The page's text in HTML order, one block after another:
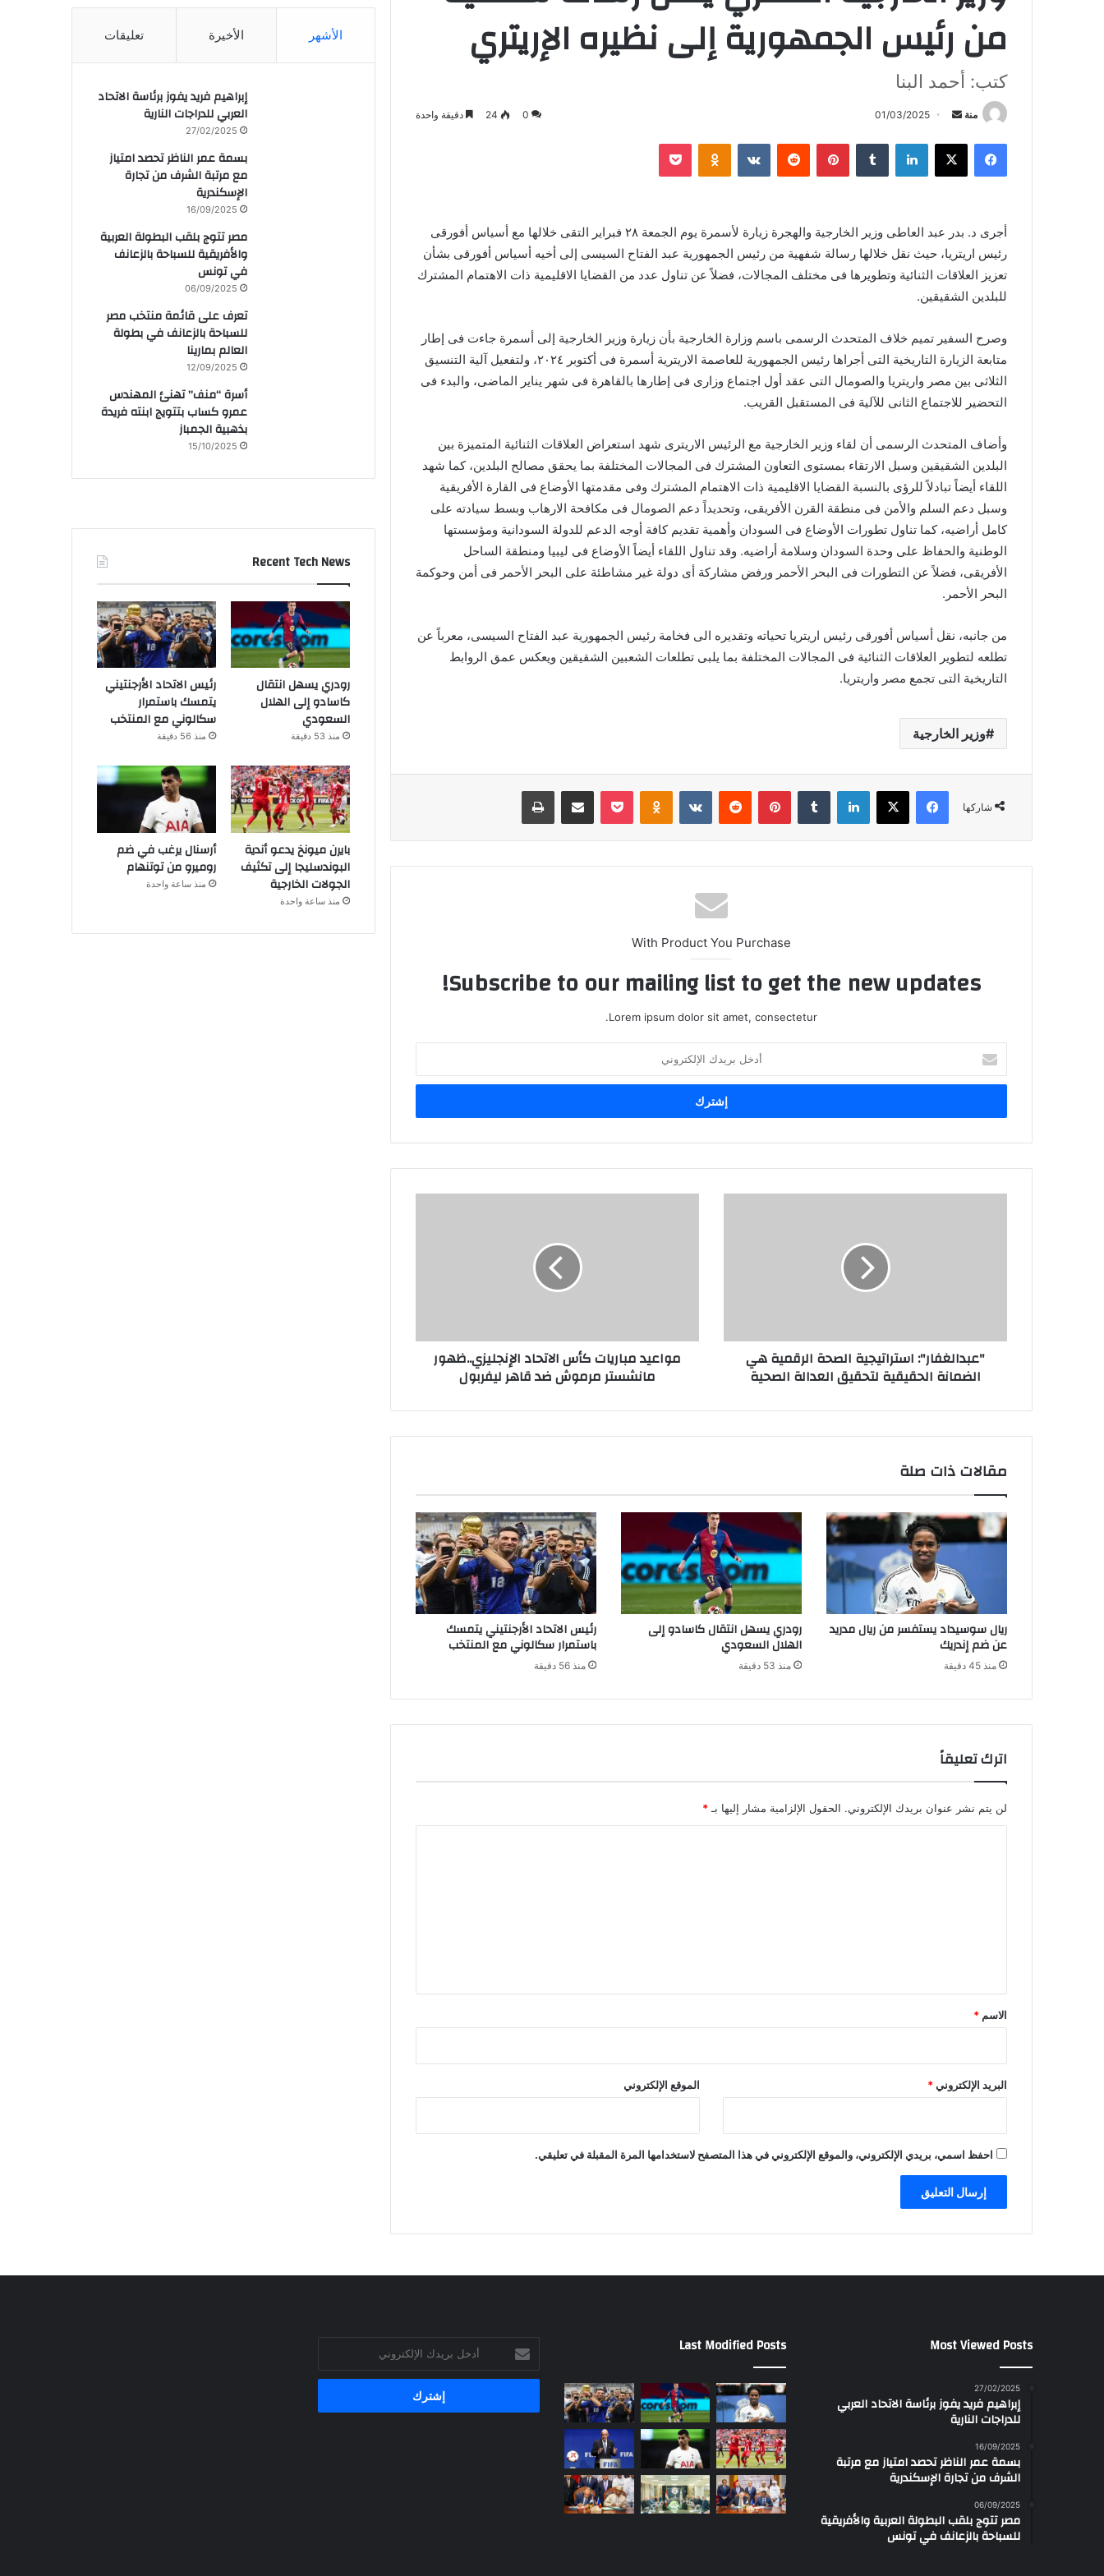
من رئيس الجمهورية إلى نظيره الإريتري
كتب: أحمد البنا
منة
أرسل
إلكترونيا
01/03/2025
0
24 دقيقة واحدة
فيسبوك X لينكدإن بينتيريست Odnoklassniki
بوكيت
أجرى د. بدر عبد العاطى وزير الخارجية والهجرة زيارة لأسمرة يوم الجمعة ٢٨ فبراير التقى خلالها مع أسياس أفورقى
رئيس اريتريا، حيث نقل خلالها رسالة شفهية من رئيس الجمهورية عبد الفتاح السيسى إلى أخيه أسياس أفورقى بشأن
تعزيز العلاقات الثنائية وتطويرها فى مختلف المجالات، فضلاً عن تناول عدد من القضايا الاقليمية ذات الاهتمام المشترك
للبلدين الشقيقين.
وصرح السفير تميم خلاف المتحدث الرسمى باسم وزارة الخارجية بأن زيارة وزير الخارجية إلى أسمرة جاءت فى إطار
متابعة الزيارة التاريخية التى أجراها رئيس الجمهورية للعاصمة الاريترية أسمرة فى أكتوبر ٢٠٢٤، ولتفعيل آلية التنسيق
الثلاثى بين مصر واريتريا والصومال التى عقد أول اجتماع وزارى فى إطارها بالقاهرة فى شهر يناير الماضى، والبدء فى
التحضير للاجتماع الثانى للآلية فى المستقبل القريب.
وأضاف المتحدث الرسمى أن لقاء وزير الخارجية مع الرئيس الاريترى شهد استعراض العلاقات الثنائية المتميزة بين
البلدين الشقيقين وسبل الارتقاء بمستوى التعاون المشترك فى المجالات المختلفة بما يحقق مصالح البلدين، كما شهد
اللقاء أيضاً تبادلاً للرؤى بالنسبة القضايا الاقليمية ذات الاهتمام المشترك وفى مقدمتها الأوضاع فى القارة الأفريقية
وسبل دعم السلم والأمن فى منطقة القرن الأفريقى، وتحديداً دعم الصومال فى مكافحة الارهاب وبسط سيادته على
كامل أراضيه، كما تناول تطورات الأوضاع فى السودان وأهمية تقديم كافة أوجه الدعم للدولة السودانية ومؤسستها
الوطنية والحفاظ على وحدة السودان وسلامة أراضيه. وقد تناول اللقاء أيضاً الأوضاع فى ليبيا ومنطقة الساحل
الأفريقى، فضلاً عن التطورات فى البحر الأحمر ورفض مشاركة أى دولة غير مشاطئة على البحر الأحمر فى أمن وحوكمة
البحر الأحمر.
من جانبه، نقل أسياس أفورقى رئيس اريتريا تحياته وتقديره الى فخامة رئيس الجمهورية عبد الفتاح السيسى، معرباً عن
تطلعه لتطوير العلاقات الثنائية فى المجالات المختلفة بما يلبى تطلعات الشعبين الشقيقين ويعكس عمق الروابط
التاريخية التى تجمع مصر واريتريا.
وزير الخارجية
شاركها
فيسبوك X لينكدإن بينتيريست Odnoklassniki
بوكيت مشاركة عبر البريد طباعة
With Product You Purchase
Subscribe to our mailing list to get the new updates!
Lorem ipsum dolor sit amet, consectetur.
بريدك
الإلكتروني
"عبدالغفار": استراتيجية الصحة الرقمية هي
الضمانة الحقيقية لتحقيق العدالة الصحية
مواعيد مباريات كأس الاتحاد الإنجليزي..ظهور
مانشستر مرموش ضد قاهر ليفربول
مقالات ذات صلة
ريال سوسيداد يستفسر من ريال مدريد
عن ضم إندريك
منذ 45 دقيقة
رودري يسهل انتقال كاسادو إلى
الهلال السعودي
منذ 53 دقيقة
رئيس الاتحاد الأرجنتيني يتمسك
باستمرار سكالوني مع المنتخب
منذ 56 دقيقة
اترك تعليقاً
لن يتم نشر عنوان بريدك الإلكتروني. الحقول الإلزامية مشار إليها بـ *
*
الاسم *
البريد الإلكتروني* الموقع الإلكتروني
احفظ اسمي، بريدي الإلكتروني، والموقع الإلكتروني في هذا المتصفح لاستخدامها المرة المقبلة في تعليقي.
الأشهر الأخيرة تعليقات
إبراهيم فريد يفوز برئاسة الاتحاد
العربي للدراجات النارية
27/02/2025
بسمة عمر الناظر تحصد امتياز
مع مرتبة الشرف من تجارة
الإسكندرية
16/09/2025
مصر تتوج بلقب البطولة العربية
والأفريقية للسباحة بالزعانف
في تونس
06/09/2025
تعرف على قائمة منتخب مصر
للسباحة بالزعانف في بطولة
العالم بمارينا
12/09/2025
أسرة “منف” تهنئ المهندس
عمرو كساب بتتويج ابنته فريدة
بذهبية الجمباز
15/10/2025
Recent Tech News
رودري يسهل انتقال
كاسادو إلى الهلال
السعودي
منذ 53 دقيقة
رئيس الاتحاد الأرجنتيني
يتمسك باستمرار
سكالوني مع المنتخب
منذ 56 دقيقة
بايرن ميونخ يدعو أندية
البوندسليجا إلى تكثيف
الجولات الخارجية
منذ ساعة واحدة
أرسنال يرغب في ضم
روميرو من توتنهام
منذ ساعة واحدة
Most Viewed Posts
27/02/2025
إبراهيم فريد يفوز برئاسة الاتحاد العربي
للدراجات النارية
16/09/2025
بسمة عمر الناظر تحصد امتياز مع مرتبة
الشرف من تجارة الإسكندرية
06/09/2025
مصر تتوج بلقب البطولة العربية والأفريقية
للسباحة بالزعانف في تونس
Last Modified Posts
بريدك
الإلكتروني